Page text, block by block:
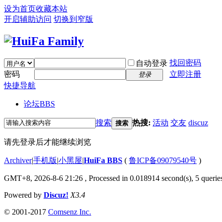
设为首页收藏本站
开启辅助访问 切换到窄版
自动登录 找回密码
密码
登录
立即注册
快捷导航
论坛BBS
搜索 搜索 热搜: 活动 交友 discuz
请先登录后才能继续浏览
Archiver|手机版|小黑屋|HuiFa BBS ( 鲁ICP备09079540号 )
GMT+8, 2026-8-6 21:26 , Processed in 0.018914 second(s), 5
Powered by Discuz! X3.4
© 2001-2017 Comsenz Inc.